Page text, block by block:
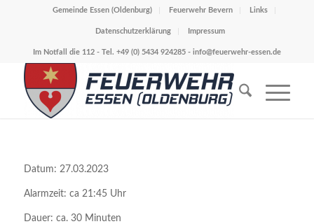
Gemeinde Essen (Oldenburg) Feuerwehr Bevern Links
Datenschutzerklärung Impressum
Im Notfall die 112 - Tel. +49 (0) 5434 924285 - info@feuerwehr-essen.de
Datum: 27.03.2023
Alarmzeit: ca 21:45 Uhr
Dauer: ca. 30 Minuten